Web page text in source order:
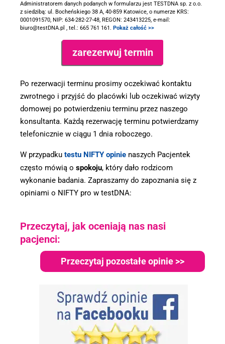
Administratorem danych podanych w formularzu jest TESTDNA sp. z o.o.
z siedzibą: ul. Bocheńskiego 38 A, 40-859 Katowice, o numerze KRS:
0001091570, NIP: 634-282-27-48, REGON: 243413225, e-mail:
biuro@testDNA.pl , tel.: 665 761 161. Pokaż całość >>
Po rezerwacji terminu prosimy oczekiwać kontaktu
zwrotnego i przyjść do placówki lub oczekiwać wizyty
domowej po potwierdzeniu terminu przez naszego
konsultanta. Każdą rezerwację terminu potwierdzamy
telefonicznie w ciągu 1 dnia roboczego.
W przypadku testu NIFTY opinie naszych Pacjentek
często mówią o spokoju, który dało rodzicom
wykonanie badania. Zapraszamy do zapoznania się z
opiniami o NIFTY pro w testDNA:
Przeczytaj, jak oceniają nas nasi
pacjenci:
Przeczytaj pozostałe opinie >>